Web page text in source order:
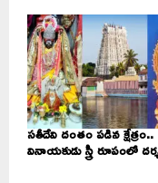
సతీదేవి దంతం పడిన క్షేత్రం..
వినాయకుడు స్త్రీ రూపంలో